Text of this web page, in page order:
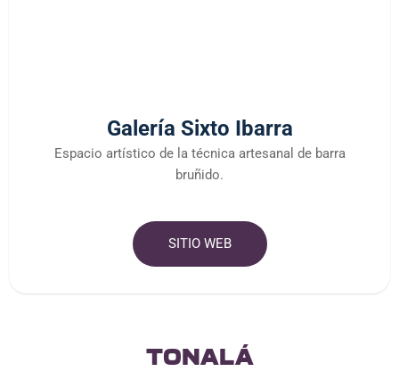
Galería Sixto Ibarra
Espacio artístico de la técnica artesanal de barra
bruñido.
SITIO WEB
tonalá